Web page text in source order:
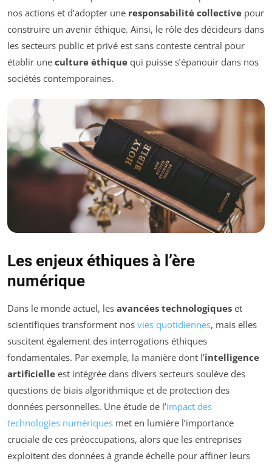
nos actions et d’adopter une responsabilité collective pour
construire un avenir éthique. Ainsi, le rôle des décideurs dans
les secteurs public et privé est sans conteste central pour
établir une culture éthique qui puisse s’épanouir dans nos
sociétés contemporaines.
Les enjeux éthiques à l’ère
numérique
Dans le monde actuel, les avancées technologiques et
scientifiques transforment nos vies quotidiennes, mais elles
suscitent également des interrogations éthiques
fondamentales. Par exemple, la manière dont l’intelligence
artificielle est intégrée dans divers secteurs soulève des
questions de biais algorithmique et de protection des
données personnelles. Une étude de l’impact des
technologies numériques met en lumière l’importance
cruciale de ces préoccupations, alors que les entreprises
exploitent des données à grande échelle pour affiner leurs